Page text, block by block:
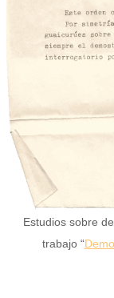
Estudios sobre
trabajo “